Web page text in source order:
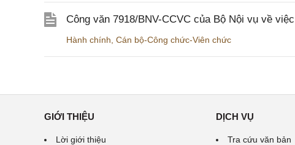
Công văn 7918/BNV-CCVC của Bộ Nội vụ về
Hành chính Cán bộ-Công chức-Viên chức
GIỚI THIỆU
Lời giới thiệu
DỊCH VỤ
Tra cứu văn bản